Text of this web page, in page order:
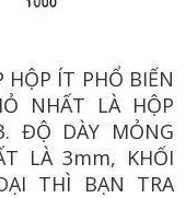
HỘP ÍT PHỔ BIẾN
NHẤT LÀ HỘP
ĐỘ DÀY MỎNG
LÀ 3mm, KHỐI
THÌ BẠN TRA